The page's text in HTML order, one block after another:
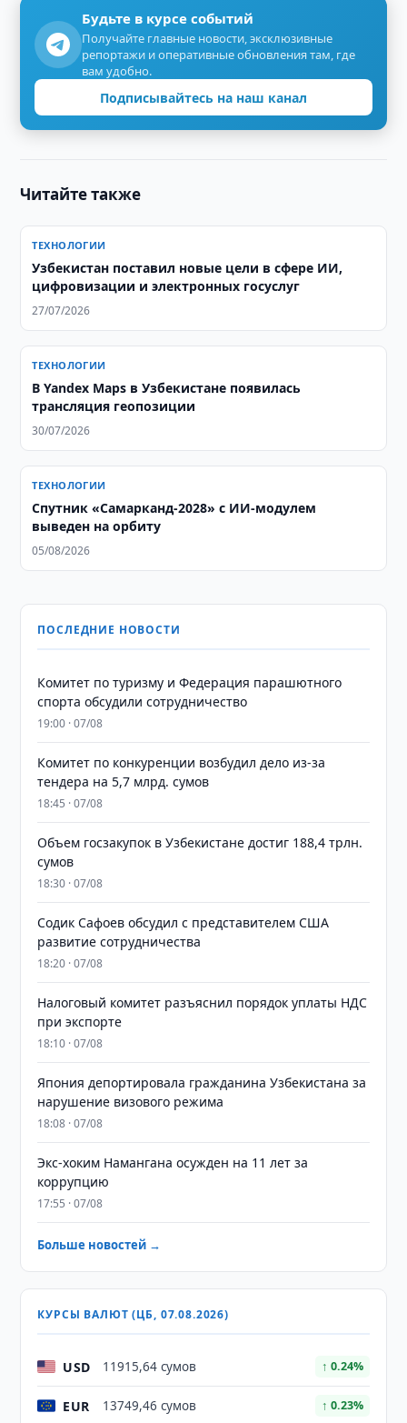
Будьте в курсе событий
Получайте главные новости, эксклюзивные
репортажи и оперативные обновления там, где
вам удобно.
Подписывайтесь на наш канал
Читайте также
ТЕХНОЛОГИИ
Узбекистан поставил новые цели в сфере ИИ,
цифровизации и электронных госуслуг
27/07/2026
ТЕХНОЛОГИИ
В Yandex Maps в Узбекистане появилась
трансляция геопозиции
30/07/2026
ТЕХНОЛОГИИ
Спутник «Самарканд-2028» с ИИ-модулем
выведен на орбиту
05/08/2026
ПОСЛЕДНИЕ НОВОСТИ
Комитет по туризму и Федерация парашютного
спорта обсудили сотрудничество
19:00 · 07/08
Комитет по конкуренции возбудил дело из-за
тендера на 5,7 млрд. сумов
18:45 · 07/08
​​​​​​​Объем госзакупок в Узбекистане достиг 188,4 трлн.
сумов
18:30 · 07/08
Содик Сафоев обсудил с представителем США
развитие сотрудничества
18:20 · 07/08
Налоговый комитет разъяснил порядок уплаты НДС
при экспорте
18:10 · 07/08
Япония депортировала гражданина Узбекистана за
нарушение визового режима
18:08 · 07/08
​​​​​​​Экс-хоким Намангана осужден на 11 лет за
коррупцию
17:55 · 07/08
Больше новостей →
КУРСЫ ВАЛЮТ (ЦБ, 07.08.2026)
USD 11915,64 сумов ↑ 0.24%
EUR 13749,46 сумов ↑ 0.23%